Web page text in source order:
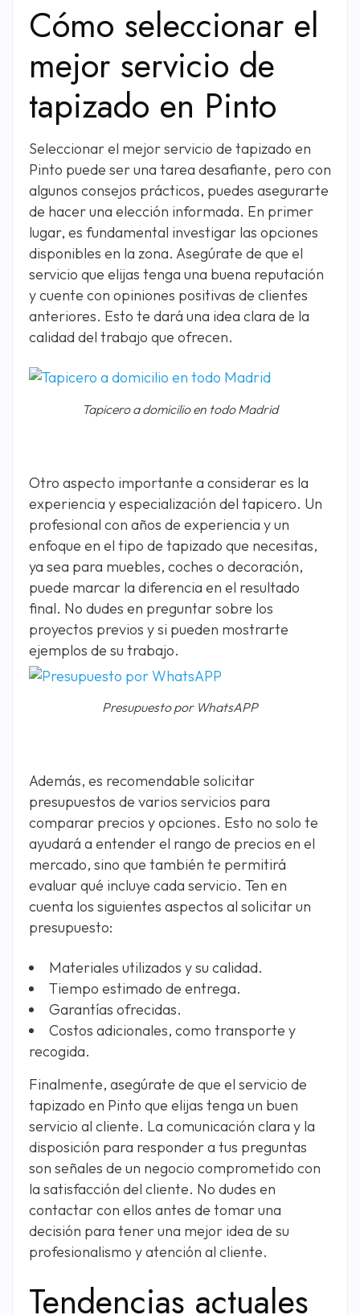
Cómo seleccionar el
mejor servicio de
tapizado en Pinto
Seleccionar el mejor servicio de tapizado en
Pinto puede ser una tarea desafiante, pero con
algunos consejos prácticos, puedes asegurarte
de hacer una elección informada. En primer
lugar, es fundamental investigar las opciones
disponibles en la zona. Asegúrate de que el
servicio que elijas tenga una buena reputación
y cuente con opiniones positivas de clientes
anteriores. Esto te dará una idea clara de la
calidad del trabajo que ofrecen.
Tapicero a domicilio en todo Madrid
Otro aspecto importante a considerar es la
experiencia y especialización del tapicero. Un
profesional con años de experiencia y un
enfoque en el tipo de tapizado que necesitas,
ya sea para muebles, coches o decoración,
puede marcar la diferencia en el resultado
final. No dudes en preguntar sobre los
proyectos previos y si pueden mostrarte
ejemplos de su trabajo.
Presupuesto por WhatsAPP
Además, es recomendable solicitar
presupuestos de varios servicios para
comparar precios y opciones. Esto no solo te
ayudará a entender el rango de precios en el
mercado, sino que también te permitirá
evaluar qué incluye cada servicio. Ten en
cuenta los siguientes aspectos al solicitar un
presupuesto:
Materiales utilizados y su calidad.
Tiempo estimado de entrega.
Garantías ofrecidas.
Costos adicionales, como transporte y
recogida.
Finalmente, asegúrate de que el servicio de
tapizado en Pinto que elijas tenga un buen
servicio al cliente. La comunicación clara y la
disposición para responder a tus preguntas
son señales de un negocio comprometido con
la satisfacción del cliente. No dudes en
contactar con ellos antes de tomar una
decisión para tener una mejor idea de su
profesionalismo y atención al cliente.
Tendencias actuales